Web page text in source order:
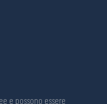
e possono essere